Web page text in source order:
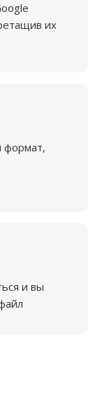
их
формат,
и вы